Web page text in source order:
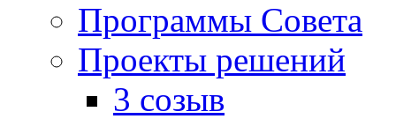
Программы Совета
Проекты решений
3 созыв